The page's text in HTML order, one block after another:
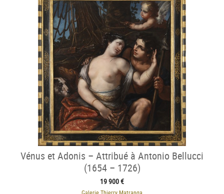
Vénus et Adonis – Attribué à Antonio Bellucci
(1654 – 1726)
19 900 €